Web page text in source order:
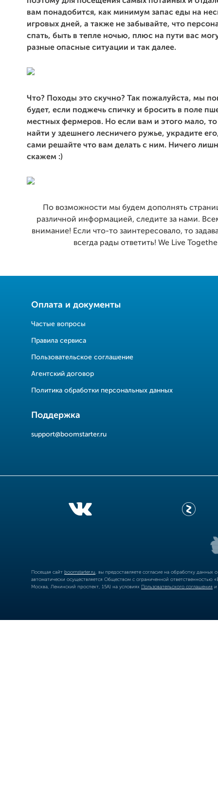
вам понадобится, как минимум запас еды на
игровых дней, а также не забывайте, что
спать, быть в тепле ночью, плюс на пути вас
разные опасные ситуации и так далее.
Что? Походы это скучно? Так пожалуйста, мы
будет, если поджечь спичку и бросить в поле
местных фермеров. Но если вам и этого мало,
найти у здешнего лесничего ружье, украдите
сами решайте что вам делать с ним. Ничего
скажем :)
По возможности мы будем дополнять
различной информацией, следите за нами.
внимание! Если что-то заинтересовало, то
всегда рады ответить! We Live
Оплата и документы
Частые вопросы
Правила сервиса
Пользовательское соглашение
Агентский договор
Политика обработки персональных данных
Поддержка
support@boomstarter.ru
Посещая сайт boomstarter.ru , вы предоставляете согласие на обработку
автоматически осуществляется Обществом с ограниченной
Москва, Ленинский проспект, 15А) на условиях Пользовательского соглашения и